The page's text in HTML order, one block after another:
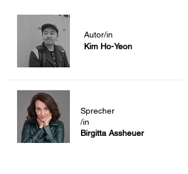
Autor/in
Kim Ho-Yeon
Sprecher
/in
Birgitta Assheuer